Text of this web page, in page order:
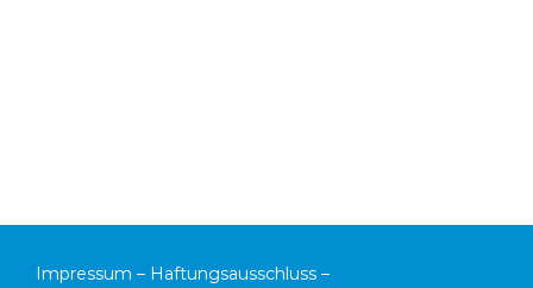
Impressum – Haftungsausschluss –